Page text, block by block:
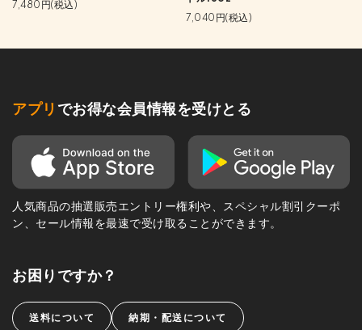
7,480円(税込)
7,040円(税込)
アプリ でお得な会員情報を受けとる
人気商品の抽選販売エントリー権利や、スペシャル割引クーポ
ン、セール情報を最速で受け取ることができます。
お困りですか？
送料について 納期・配送について